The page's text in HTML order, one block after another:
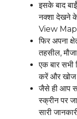
इसके बाद
नक्शा देखने
View Map
फिर अपना
तहसील,
एक बार सभी
करें और खोज
जैसे ही आप
स्क्रीन पर
सारी